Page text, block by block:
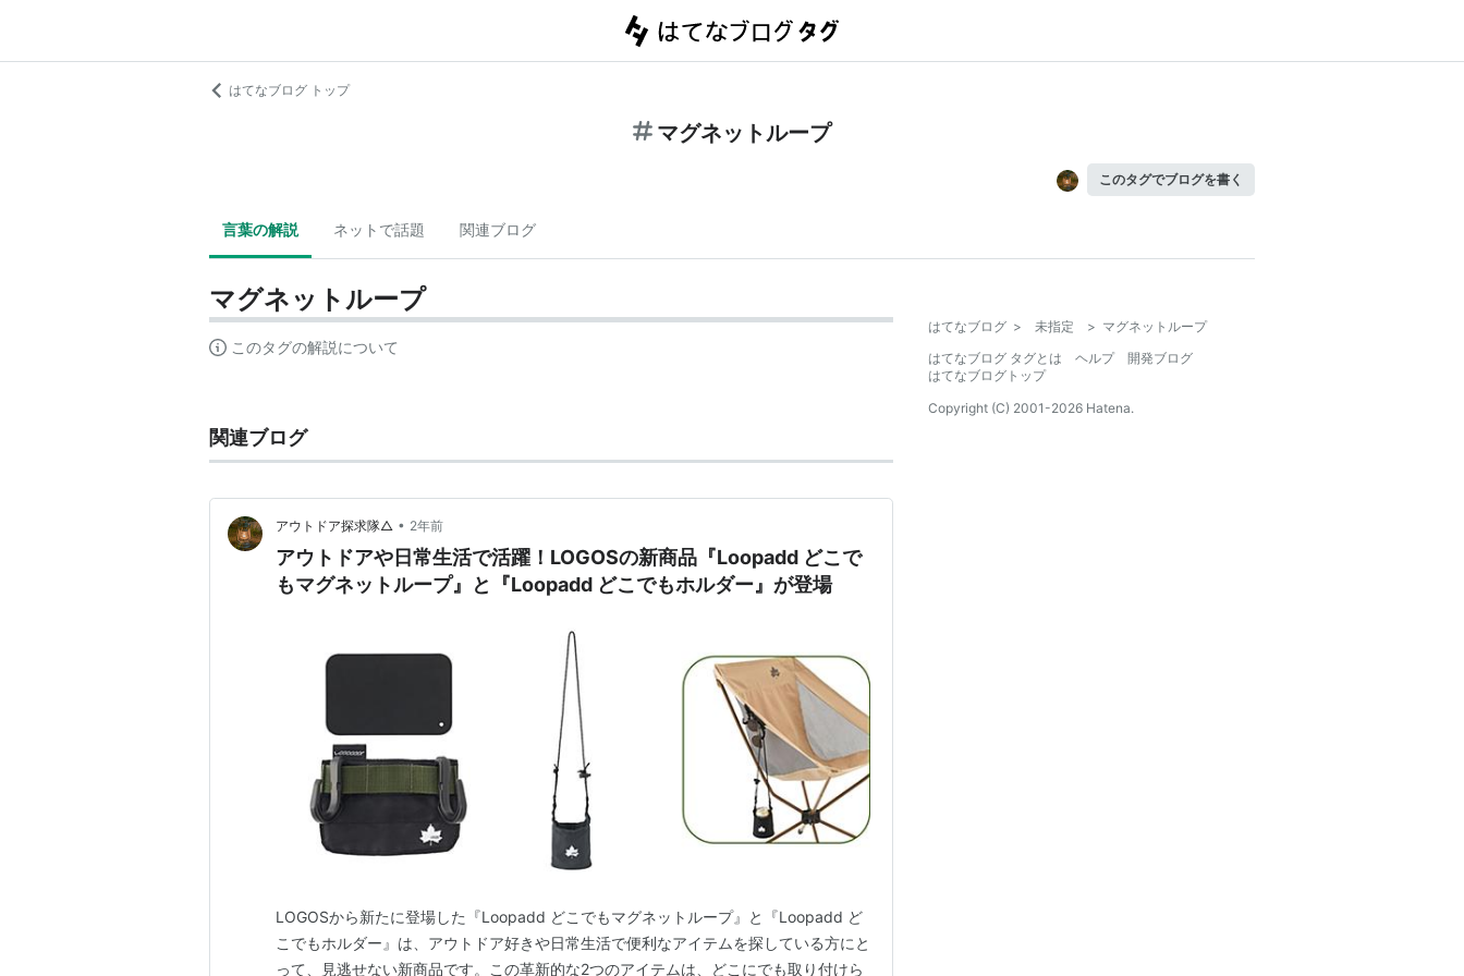
はてなブログ トップ
マグネットループ
このタグでブログを書く
言葉の解説 ネットで話題 関連ブログ
マグネットループ
このタグの解説について
関連ブログ
アウトドア探求隊△ • 2年前
アウトドアや日常生活で活躍！LOGOSの新商品『Loopadd どこで
もマグネットループ』と『Loopadd どこでもホルダー』が登場
LOGOSから新たに登場した『Loopadd どこでもマグネットループ』と『Loopadd ど
こでもホルダー』は、アウトドア好きや日常生活で便利なアイテムを探している方にと
って、見逃せない新商品です。この革新的な2つのアイテムは、どこにでも取り付けら
はてなブログ > 未指定 > マグネットループ
はてなブログ タグとは
ヘルプ
開発ブログ
はてなブログトップ
Copyright (C) 2001-2026 Hatena.